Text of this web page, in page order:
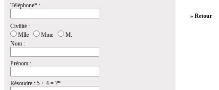
Téléphone* :
Civilité :
Mlle
Mme
M.
Nom :
Prénom :
Résoudre : 5 + 4 = ?*
» Retour